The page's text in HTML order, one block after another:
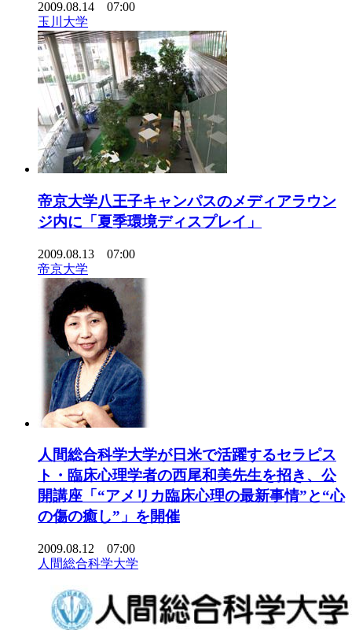
2009.08.14 07:00
玉川大学
帝京大学八王子キャンパスのメディアラウン
ジ内に「夏季環境ディスプレイ」
2009.08.13 07:00
帝京大学
人間総合科学大学が日米で活躍するセラピス
ト・臨床心理学者の西尾和美先生を招き、公
開講座「“アメリカ臨床心理の最新事情”と“心
の傷の癒し”」を開催
2009.08.12 07:00
人間総合科学大学